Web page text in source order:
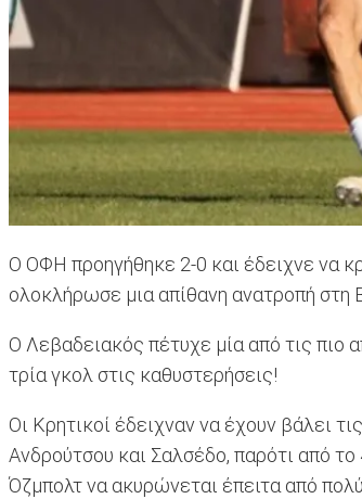
Ο ΟΦΗ προηγήθηκε 2-0 και έδειχνε να
ολοκλήρωσε μια απίθανη ανατροπή στη
Ο Λεβαδειακός πέτυχε μία από τις πιο
τρία γκολ στις καθυστερήσεις!
Οι Κρητικοί έδειχναν να έχουν βάλει
Ανδρούτσου και Σαλσέδο, παρότι από
Όζμπολτ να ακυρώνεται έπειτα από